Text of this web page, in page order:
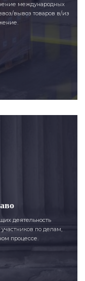
международных
вывоз товаров в/из
деятельность
по делам,
процессе.